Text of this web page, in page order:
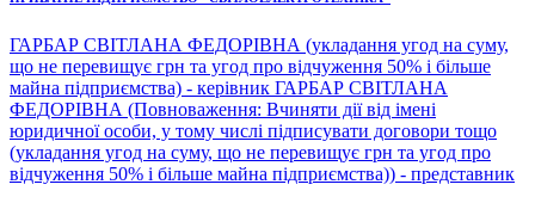
ГАРБАР СВІТЛАНА ФЕДОРІВНА (укладання угод на суму,
що не перевищує грн та угод про відчуження 50% і більше
майна підприємства) - керівник ГАРБАР СВІТЛАНА
ФЕДОРІВНА (Повноваження: Вчиняти дії від імені
юридичної особи, у тому числі підписувати договори тощо
(укладання угод на суму, що не перевищує грн та угод про
відчуження 50% і більше майна підприємства)) - представник